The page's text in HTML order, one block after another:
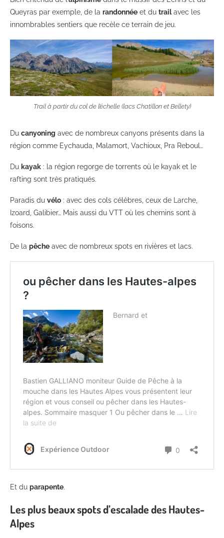
Queyras par exemple, de la randonnée et du trailavec les
innombrables sentiers que recèle ce terrain de jeu.
Trail à partir du col de l’échelle (lacs Chatillon et Bellety)
Du canyoning avec de nombreux canyons présents dans la
région comme Eychauda, Malamort, Vachioux, Pra Reboul…
Du kayak : la région regorge de torrents où le kayak et le
rafting sont très pratiqués.
Paradis du vélo : avec des cols célèbres, ceux de Larche,
Izoard, Galibier… Mais aussi du VTT où les chemins sont à
foisons.
De la pêche avec de nombreux spots en rivières et lacs.
Et du parapente.
Les plus beaux spots d’escalade des Hautes-
Alpes